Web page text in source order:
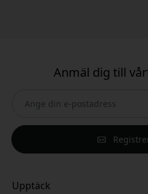
Anmäl dig till
Upptäck